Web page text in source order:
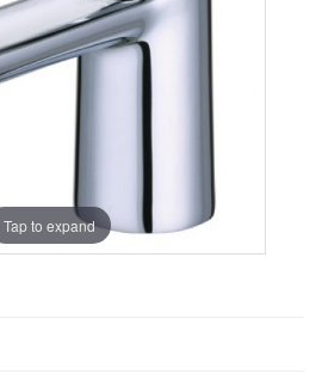
Tap to expand